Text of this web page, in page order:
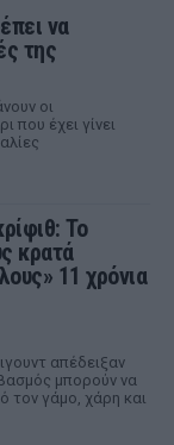
να
της
οι
που έχει γίνει
Το
κρατά
11 χρόνια
απέδειξαν
μπορούν να
τον γάμο, χάρη και